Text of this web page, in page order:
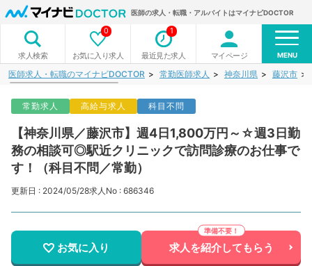
医師の求人・転職・アルバイトはマイナビDOCTOR
求人検索 お気に入り求人
0
最近見た求人
1
マイページ MENU
医師求人・転職のマイナビDOCTOR 常勤医師求人 神奈川県 藤沢市
常勤求人 高給与求人 科目不問
【神奈川県／藤沢市】週4日1,800万円～☆週3日勤
務の相談可◎駅近クリニックで訪問診療のお仕事で
す！（科目不問／常勤）
更新日 : 2024/05/28求人No : 686346
お気に入り 求人を紹介してもらう